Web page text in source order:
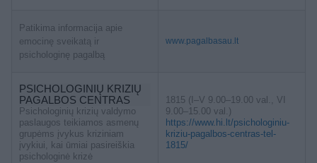
Patikima informacija apie
emocinę sveikatą ir
psichologinę pagalbą
www.pagalbasau.lt
PSICHOLOGINIŲ KRIZIŲ
PAGALBOS CENTRAS
Psichologinių krizių valdymo
paslaugos teikiamos asmenų
grupėms įvykus kriziniam
įvykiui, kai ūmiai pasireiškia
psichologinė krizė
1815 (I–V 9.00–19.00 val., VI
9.00–15.00 val.)
https://www.hi.lt/psichologiniu-
kriziu-pagalbos-centras-tel-
1815/